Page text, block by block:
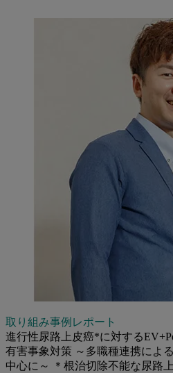
取り組み事例レポート
進行性尿路上皮癌*に対する
有害事象対策 ～多職種連携によ
中心に～ ＊根治切除不能な尿路